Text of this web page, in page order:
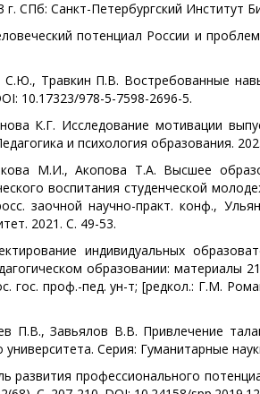
СПб: Санкт-Петербургский Институт
потенциал России и
Травкин П.В. Востребованные
10.17323/978-5-7598-2696-5.
К.Г. Исследование мотивации
и психология образования.
М.И., Акопова Т.А. Высшее
воспитания студенческой
заочной научно-практ. конф.,
2021. С. 49-53.
индивидуальных
образовании: материалы
гос. проф.-пед. ун-т; [редкол.: Г.М.
П.В., Завьялов В.В. Привлечение
Серия: Гуманитарные
развития профессионального